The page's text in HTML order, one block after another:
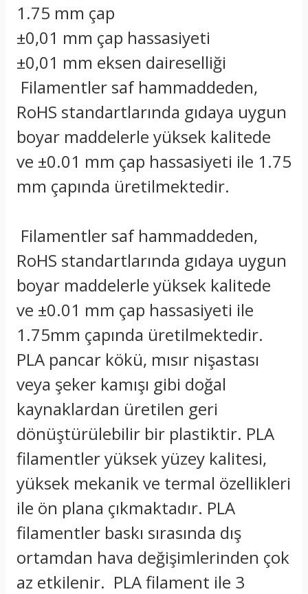
1.75 mm çap
±0,01 mm çap hassasiyeti
±0,01 mm eksen daireselliği
Filamentler saf hammaddeden,
RoHS standartlarında gıdaya uygun
boyar maddelerle yüksek kalitede
ve ±0.01 mm çap hassasiyeti ile 1.75
mm çapında üretilmektedir.
Filamentler saf hammaddeden,
RoHS standartlarında gıdaya uygun
boyar maddelerle yüksek kalitede
ve ±0.01 mm çap hassasiyeti ile
1.75mm çapında üretilmektedir.
PLA pancar kökü, mısır nişastası
veya şeker kamışı gibi doğal
kaynaklardan üretilen geri
dönüştürülebilir bir plastiktir. PLA
filamentler yüksek yüzey kalitesi,
yüksek mekanik ve termal özellikleri
ile ön plana çıkmaktadır. PLA
filamentler baskı sırasında dış
ortamdan hava değişimlerinden çok
az etkilenir. PLA filament ile 3